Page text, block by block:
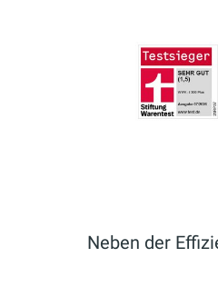
Neben der